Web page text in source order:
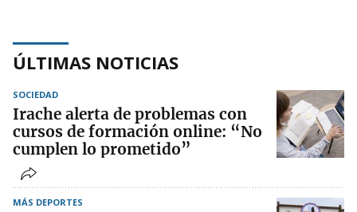
ÚLTIMAS NOTICIAS
SOCIEDAD
Irache alerta de problemas con
cursos de formación online: “No
cumplen lo prometido”
MÁS DEPORTES